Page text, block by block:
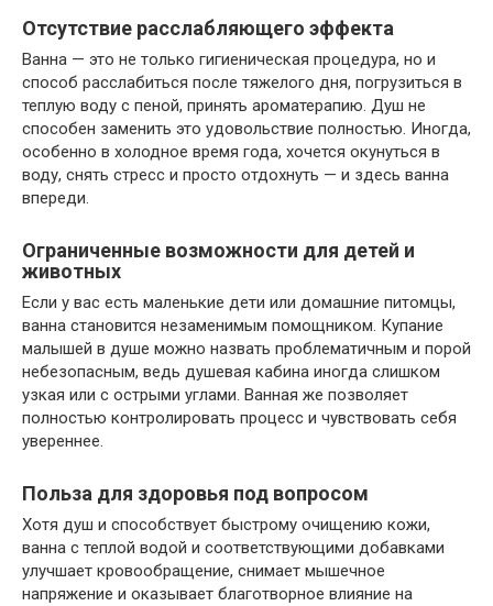
Отсутствие расслабляющего эффекта
Ванна — это не только гигиеническая процедура, но и
способ расслабиться после тяжелого дня, погрузиться в
теплую воду с пеной, принять ароматерапию. Душ не
способен заменить это удовольствие полностью. Иногда,
особенно в холодное время года, хочется окунуться в
воду, снять стресс и просто отдохнуть — и здесь ванна
впереди.
Ограниченные возможности для детей и
животных
Если у вас есть маленькие дети или домашние питомцы,
ванна становится незаменимым помощником. Купание
малышей в душе можно назвать проблематичным и порой
небезопасным, ведь душевая кабина иногда слишком
узкая или с острыми углами. Ванная же позволяет
полностью контролировать процесс и чувствовать себя
увереннее.
Польза для здоровья под вопросом
Хотя душ и способствует быстрому очищению кожи,
ванна с теплой водой и соответствующими добавками
улучшает кровообращение, снимает мышечное
напряжение и оказывает благотворное влияние на